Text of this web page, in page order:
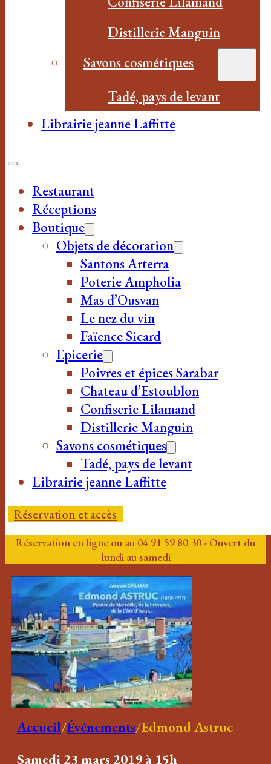
Distillerie Manguin
Savons cosmétiques
Tadé, pays de levant
Librairie jeanne Laffitte
Restaurant
Réceptions
Boutique
Objets de décoration
Santons Arterra
Poterie Ampholia
Mas d’Ousvan
Le nez du vin
Faïence Sicard
Epicerie
Poivres et épices Sarabar
Chateau d’Estoublon
Confiserie Lilamand
Distillerie Manguin
Savons cosmétiques
Tadé, pays de levant
Librairie jeanne Laffitte
Réservation et accès
Réservation en ligne ou au 04 91 59 80 30 - Ouvert du
lundi au samedi
Accueil/Événements/Edmond Astruc
Samedi 23 mars 2019 à 15h